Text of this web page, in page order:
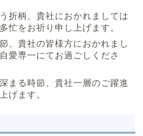
折柄、貴社におかれましては
忙をお祈り申し上げます。
、貴社の皆様方におかれまし
愛専一にてお過ごしくださ
まる時節、貴社一層のご躍進
げます。